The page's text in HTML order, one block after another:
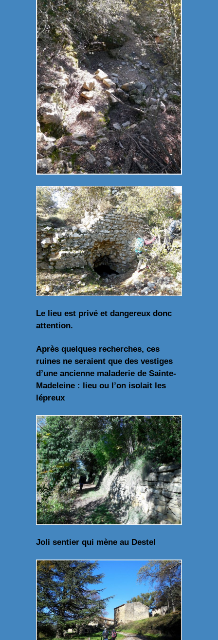
Le lieu est privé et dangereux donc
attention.
Après quelques recherches, ces
ruines ne seraient que des vestiges
d’une ancienne maladerie de Sainte-
Madeleine : lieu ou l’on isolait les
lépreux
Joli sentier qui mène au Destel